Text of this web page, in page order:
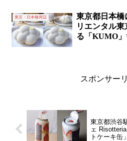
東京・日本橋周辺
東京都日本橋
リエンタル
る「KUMO」
スポンサー
東京都渋谷
ェ
トケーキ缶